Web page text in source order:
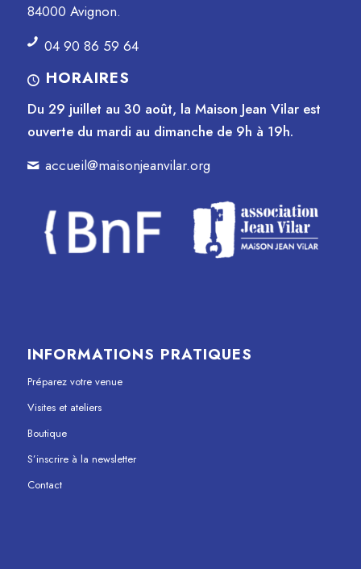
84000 Avignon.
04 90 86 59 64
HORAIRES
Du 29 juillet au 30 août, la Maison Jean Vilar est
ouverte du mardi au dimanche de 9h à 19h.
accueil@maisonjeanvilar.org
INFORMATIONS PRATIQUES
Préparez votre venue
Visites et ateliers
Boutique
S’inscrire à la newsletter
Contact